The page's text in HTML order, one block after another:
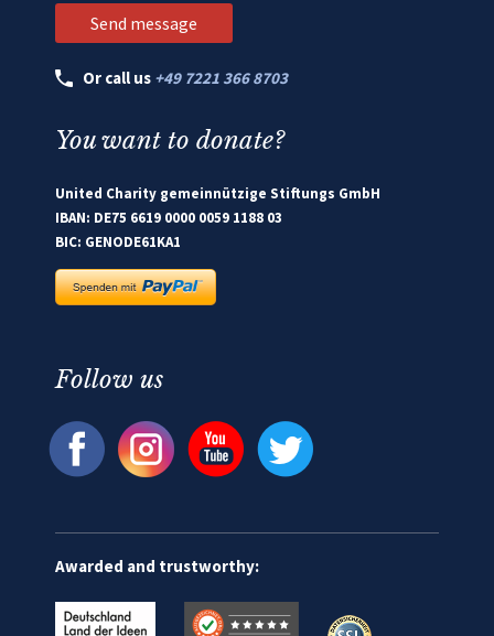
Or call us +49 7221 366 8703
You want to donate?
United Charity gemeinnützige Stiftungs GmbH
IBAN: DE75 6619 0000 0059 1188 03
BIC: GENODE61KA1
Follow us
Awarded and trustworthy: